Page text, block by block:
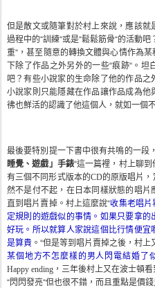
但是散文或隨筆對於村上來說，應該
過程中的“訓練“或是“鬆鬆筋骨“的活動
重“，甚至隨意的轉換文體與心情作為
下除了作品之外另外的一些“痕跡“。
吧？有些小說家的生命除了他的作品
小說家則只能隱藏在作品讓作品成為
彿也鮮活的認識了他這個人，就如一個
最後要特別提一下書中很有共鳴的一段
睡覺、遊戲」手錶“這一篇裡，村上聊
有三個不同形式版本的CD的原版唱片
然不是付不起，在日本同樣狀態的唱
直到唱片賣掉。村上這麼說“收集老唱
定規則的遊戲似的事情。如果只要拿
好玩。所以就算人家說這個比行情便
是算貴 。“但是等到唱片賣掉之後，村上
某個地方不怎麼樣的男人閃電結婚了
Happy ending ，三年後村上又在波士頓
“閃閃發亮“但也很不錯，而且重點是價